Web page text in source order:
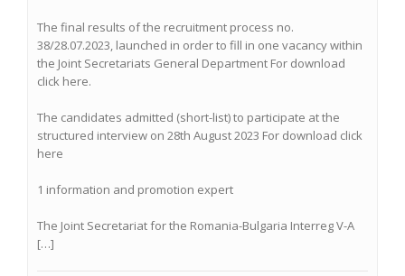
The final results of the recruitment process no.
38/28.07.2023, launched in order to fill in one vacancy within
the Joint Secretariats General Department For download
click here.
The candidates admitted (short-list) to participate at the
structured interview on 28th August 2023 For download click
here
1 information and promotion expert
The Joint Secretariat for the Romania-Bulgaria Interreg V-A
[…]